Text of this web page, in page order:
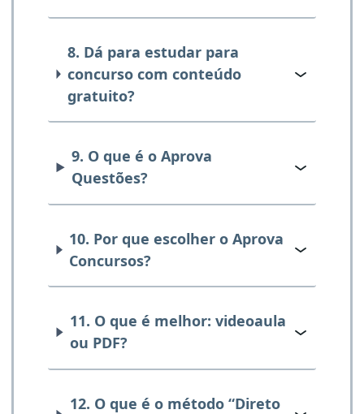
8. Dá para estudar para
concurso com conteúdo
gratuito?
9. O que é o Aprova
Questões?
10. Por que escolher o Aprova
Concursos?
11. O que é melhor: videoaula
ou PDF?
12. O que é o método “Direto